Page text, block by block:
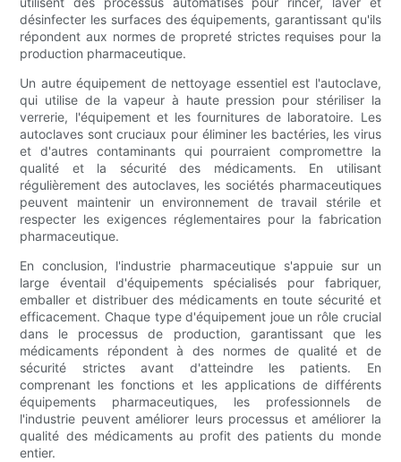
désinfecter les surfaces des équipements, garantissant qu'ils
répondent aux normes de propreté strictes requises pour la
production pharmaceutique.
Un autre équipement de nettoyage essentiel est l'autoclave,
qui utilise de la vapeur à haute pression pour stériliser la
verrerie, l'équipement et les fournitures de laboratoire. Les
autoclaves sont cruciaux pour éliminer les bactéries, les virus
et d'autres contaminants qui pourraient compromettre la
qualité et la sécurité des médicaments. En utilisant
régulièrement des autoclaves, les sociétés pharmaceutiques
peuvent maintenir un environnement de travail stérile et
respecter les exigences réglementaires pour la fabrication
pharmaceutique.
En conclusion, l'industrie pharmaceutique s'appuie sur un
large éventail d'équipements spécialisés pour fabriquer,
emballer et distribuer des médicaments en toute sécurité et
efficacement. Chaque type d'équipement joue un rôle crucial
dans le processus de production, garantissant que les
médicaments répondent à des normes de qualité et de
sécurité strictes avant d'atteindre les patients. En
comprenant les fonctions et les applications de différents
équipements pharmaceutiques, les professionnels de
l'industrie peuvent améliorer leurs processus et améliorer la
qualité des médicaments au profit des patients du monde
entier.